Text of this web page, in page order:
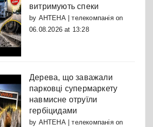
витримують спеки
by АНТЕНА | телекомпаніяon
06.08.2026 at 13:28
Дерева, що заважали
парковці супермаркету
навмисне отруїли
гербіцидами
by АНТЕНА | телекомпаніяon